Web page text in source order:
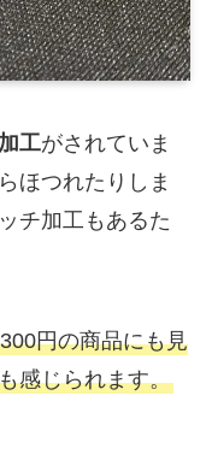
工がされていま
ほつれたりしま
チ加工もあるた
円の商品にも見
感じられます。